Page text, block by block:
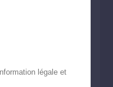
légale et